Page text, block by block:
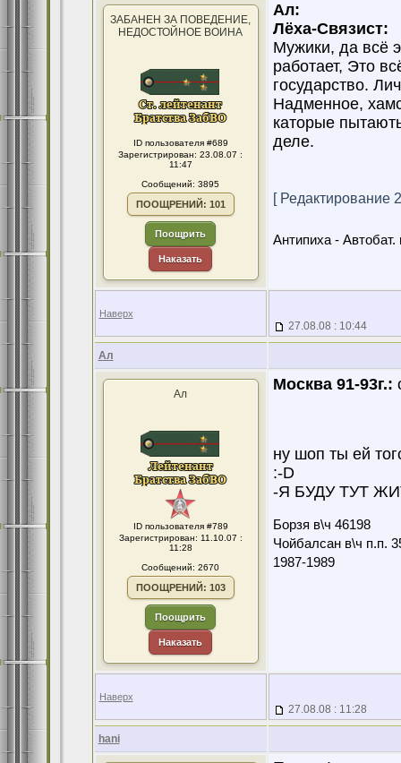
ЗАБАНЕН ЗА ПОВЕДЕНИЕ,
НЕДОСТОЙНОЕ ВОИНА
ID пользователя #689
Зарегистрирован: 23.08.07 :
11:47
Сообщений: 3895
ПООЩРЕНИЙ: 101
Поощрить
Наказать
Ал:
Лёха-Связист:
Мужики, да всё
работает, Это
государство.
Надменное,
каторые
деле.
[ Редактирование
Антипиха - Автобат.
Наверх
27.08.08 : 10:44
Ал
Ал
ID пользователя #789
Зарегистрирован: 11.10.07 :
11:28
Сообщений: 2670
ПООЩРЕНИЙ: 103
Поощрить
Наказать
Москва 91-93г.:
ну шоп ты ей
:-D
-Я БУДУ ТУТ
Борзя в\ч 46198
Чойбалсан в\ч п.п.
1987-1989
Наверх
27.08.08 : 11:28
hani